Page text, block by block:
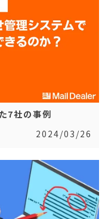
7社の事例
2024/03/26